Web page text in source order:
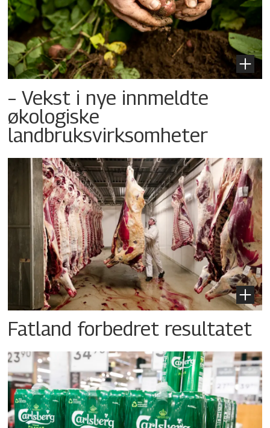
– Vekst i nye innmeldte
økologiske
landbruksvirksomheter
Fatland forbedret resultatet